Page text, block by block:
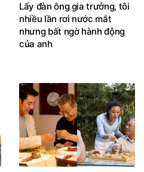
Lấy đàn ông gia trưởng, tôi
nhiều lần rơi nước mắt
nhưng bất ngờ hành động
của anh